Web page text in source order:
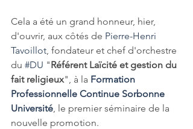
Cela a été un grand honneur, hier,
d'ouvrir, aux côtés de Pierre-Henri
Tavoillot , fondateur et chef d'orchestre
du #DU "Référent Laïcité et gestion du
fait religieux", à la Formation
Professionnelle Continue Sorbonne
Université , le premier séminaire de la
nouvelle promotion.